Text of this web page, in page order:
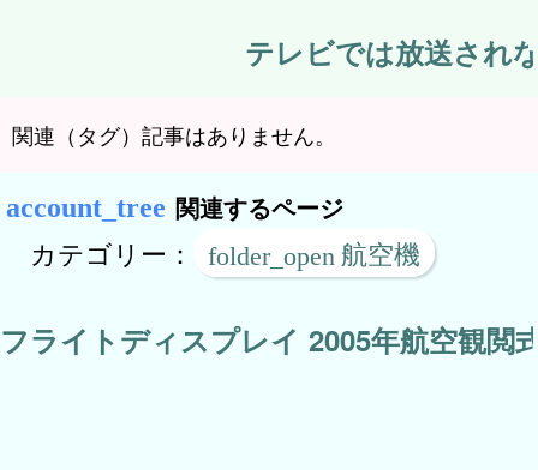
テレビでは放送され
関連（タグ）記事はありません。
関連するページ
カテゴリー： 航空機
フライトディスプレイ 2005年航空観閲